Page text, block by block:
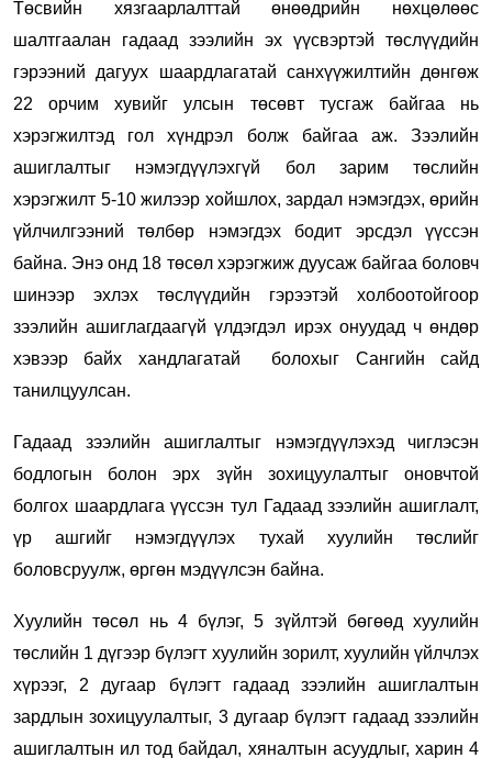
Төсвийн хязгаарлалттай өнөөдрийн нөхцөлөөс
шалтгаалан гадаад зээлийн эх үүсвэртэй төслүүдийн
гэрээний дагуух шаардлагатай санхүүжилтийн дөнгөж
22 орчим хувийг улсын төсөвт тусгаж байгаа нь
хэрэгжилтэд гол хүндрэл болж байгаа аж. Зээлийн
ашиглалтыг нэмэгдүүлэхгүй бол зарим төслийн
хэрэгжилт 5-10 жилээр хойшлох, зардал нэмэгдэх, өрийн
үйлчилгээний төлбөр нэмэгдэх бодит эрсдэл үүссэн
байна. Энэ онд 18 төсөл хэрэгжиж дуусаж байгаа боловч
шинээр эхлэх төслүүдийн гэрээтэй холбоотойгоор
зээлийн ашиглагдаагүй үлдэгдэл ирэх онуудад ч өндөр
хэвээр байх хандлагатай болохыг Сангийн сайд
танилцуулсан.
Гадаад зээлийн ашиглалтыг нэмэгдүүлэхэд чиглэсэн
бодлогын болон эрх зүйн зохицуулалтыг оновчтой
болгох шаардлага үүссэн тул Гадаад зээлийн ашиглалт,
үр ашгийг нэмэгдүүлэх тухай хуулийн төслийг
боловсруулж, өргөн мэдүүлсэн байна.
Хуулийн төсөл нь 4 бүлэг, 5 зүйлтэй бөгөөд хуулийн
төслийн 1 дүгээр бүлэгт хуулийн зорилт, хуулийн үйлчлэх
хүрээг, 2 дугаар бүлэгт гадаад зээлийн ашиглалтын
зардлын зохицуулалтыг, 3 дугаар бүлэгт гадаад зээлийн
ашиглалтын ил тод байдал, хяналтын асуудлыг, харин 4